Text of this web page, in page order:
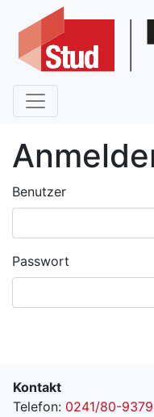
Benutzer
Passwort
Kontakt
Telefon: 0241/80-